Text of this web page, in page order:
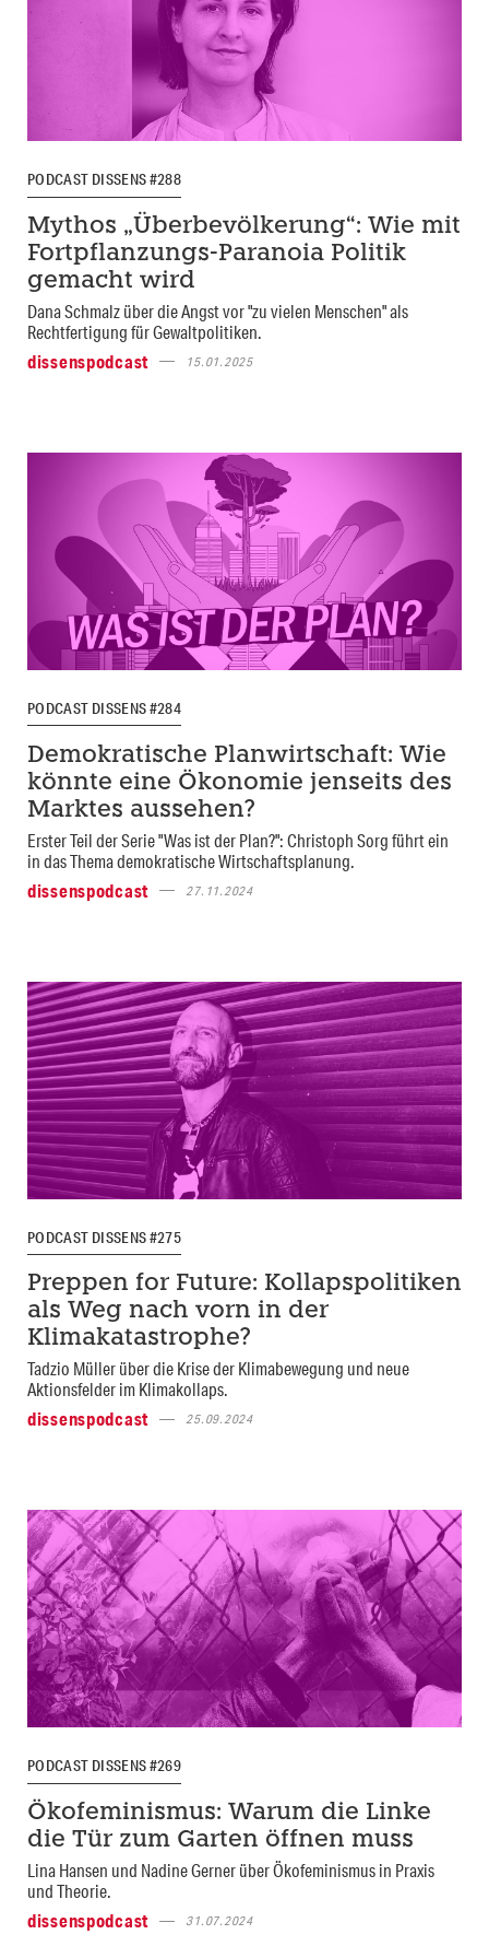
PODCAST DISSENS #288
Mythos „Überbevölkerung“: Wie mit
Fortpflanzungs-Paranoia Politik
gemacht wird
Dana Schmalz über die Angst vor "zu vielen Menschen" als
Rechtfertigung für Gewaltpolitiken.
dissenspodcast
15.01.2025
PODCAST DISSENS #284
Demokratische Planwirtschaft: Wie
könnte eine Ökonomie jenseits des
Marktes aussehen?
Erster Teil der Serie "Was ist der Plan?": Christoph Sorg führt ein
in das Thema demokratische Wirtschaftsplanung.
dissenspodcast
27.11.2024
PODCAST DISSENS #275
Preppen for Future: Kollapspolitiken
als Weg nach vorn in der
Klimakatastrophe?
Tadzio Müller über die Krise der Klimabewegung und neue
Aktionsfelder im Klimakollaps.
dissenspodcast
25.09.2024
PODCAST DISSENS #269
Ökofeminismus: Warum die Linke
die Tür zum Garten öffnen muss
Lina Hansen und Nadine Gerner über Ökofeminismus in Praxis
und Theorie.
dissenspodcast
31.07.2024